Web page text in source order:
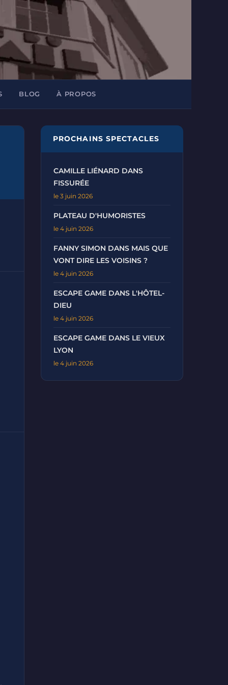
BLOG À PROPOS
PROCHAINS SPECTACLES
CAMILLE LIÉNARD DANS
FISSURÉE
le 3 juin 2026
PLATEAU D'HUMORISTES
le 4 juin 2026
FANNY SIMON DANS MAIS QUE
VONT DIRE LES VOISINS ?
le 4 juin 2026
ESCAPE GAME DANS L'HÔTEL-
DIEU
le 4 juin 2026
ESCAPE GAME DANS LE VIEUX
LYON
le 4 juin 2026